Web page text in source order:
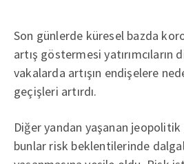
Son günlerde küresel bazda
artış göstermesi
vakalarda artışın endişelere
geçişleri artırdı.
Diğer yandan yaşanan
bunlar risk beklentilerinde